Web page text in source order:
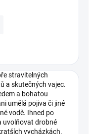
stravitelných
a skutečných vajec.
a bohatou
umělá pojiva či jiné
vodě. Ihned po
uvolňovat drobné
vycházkách.